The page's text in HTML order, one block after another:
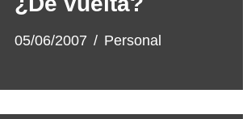
05/06/2007 Personal